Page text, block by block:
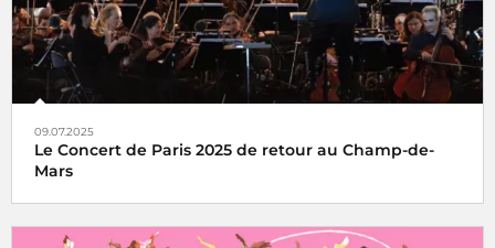
09.07.2025
Le Concert de Paris 2025 de retour au Champ-de-
Mars